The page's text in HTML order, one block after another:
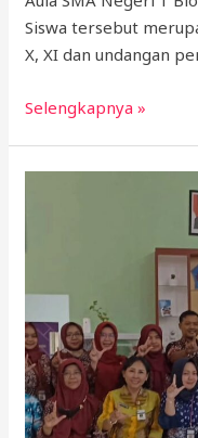
Siswa tersebut
X, XI dan undangan
Selengkapnya »